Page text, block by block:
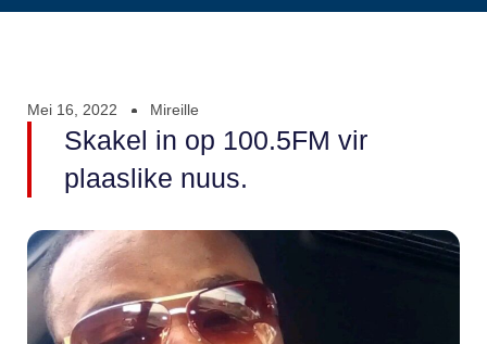
Mei 16, 2022 Mireille
Skakel in op 100.5FM vir
plaaslike nuus.